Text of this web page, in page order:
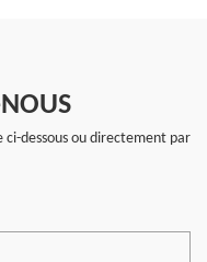
dessous ou directement par